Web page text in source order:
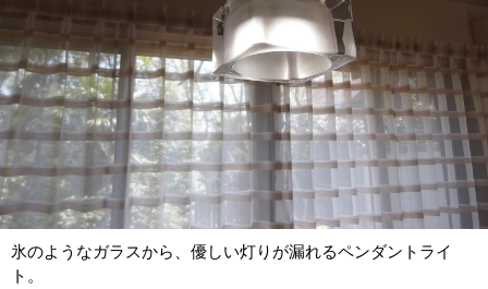
氷のようなガラスから、優しい灯りが漏れるペンダントライ
ト。